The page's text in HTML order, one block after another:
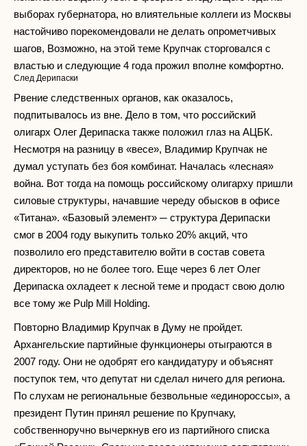
выборах губернатора, но влиятельные коллеги из Москвы
настойчиво порекомендовали не делать опрометчивых
шагов, Возможно, на этой теме Крупчак сторговался с
властью и следующие 4 года прожил вполне комфортно.
След Дерипаски
Рвение следственных органов, как оказалось,
подпитывалось из вне. Дело в том, что российский
олигарх Олег Дерипаска также положил глаз на АЦБК.
Несмотря на разницу в «весе», Владимир Крупчак не
думал уступать без боя комбинат. Началась «лесная»
война. Вот тогда на помощь российскому олигарху пришли
силовые структуры, начавшие череду обысков в офисе
«Титана». «Базовый элемент» ─ структура Дерипаски
смог в 2004 году выкупить только 20% акций, что
позволило его представителю войти в состав совета
директоров, но не более того. Еще через 6 лет Олег
Дерипаска охладеет к лесной теме и продаст свою долю
все тому же Pulp Mill Holding.
Повторно Владимир Крупчак в Думу не пройдет.
Архангельские партийные функционеры отыграются в
2007 году. Они не одобрят его кандидатуру и объяснят
поступок тем, что депутат ни сделал ничего для региона.
По слухам не региональные безвольные «единороссы», а
президент Путин принял решение по Крупчаку,
собственноручно вычеркнув его из партийного списка